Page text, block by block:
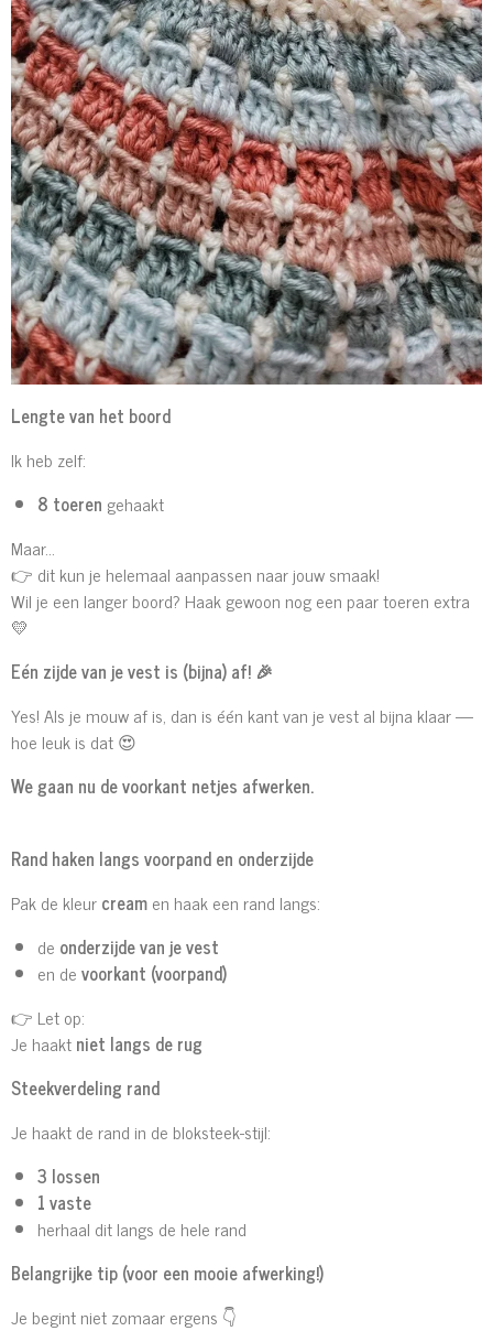
Lengte van het boord
Ik heb zelf:
8 toeren gehaakt
Maar…
👉 dit kun je helemaal aanpassen naar jouw smaak!
Wil je een langer boord? Haak gewoon nog een paar toeren extra
💛
Eén zijde van je vest is (bijna) af! 🎉
Yes! Als je mouw af is, dan is één kant van je vest al bijna klaar —
hoe leuk is dat 😍
We gaan nu de voorkant netjes afwerken.
Rand haken langs voorpand en onderzijde
Pak de kleurcreamen haak een rand langs:
de onderzijde van je vest
en devoorkant (voorpand)
👉 Let op:
Je haaktniet langs de rug
Steekverdeling rand
Je haakt de rand in de bloksteek-stijl:
3 lossen
1 vaste
herhaal dit langs de hele rand
Belangrijke tip (voor een mooie afwerking!)
Je begint niet zomaar ergens 👇